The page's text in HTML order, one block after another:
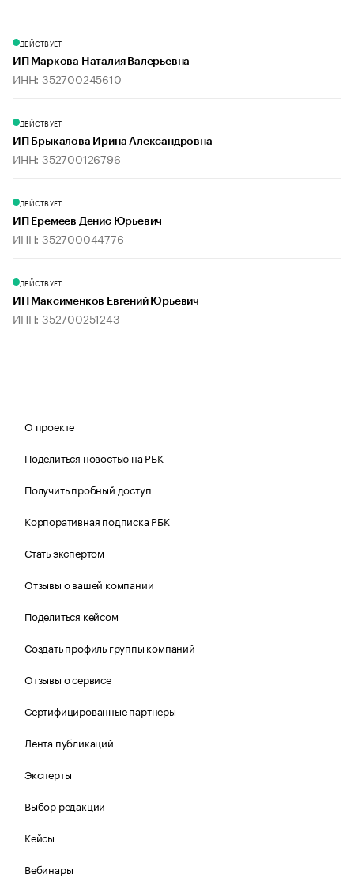
ДЕЙСТВУЕТ
ИП Маркова Наталия Валерьевна
ИНН: 352700245610
ДЕЙСТВУЕТ
ИП Брыкалова Ирина Александровна
ИНН: 352700126796
ДЕЙСТВУЕТ
ИП Еремеев Денис Юрьевич
ИНН: 352700044776
ДЕЙСТВУЕТ
ИП Максименков Евгений Юрьевич
ИНН: 352700251243
О проекте
Поделиться новостью на РБК
Получить пробный доступ
Корпоративная подписка РБК
Стать экспертом
Отзывы о вашей компании
Поделиться кейсом
Создать профиль группы компаний
Отзывы о сервисе
Сертифицированные партнеры
Лента публикаций
Эксперты
Выбор редакции
Кейсы
Вебинары